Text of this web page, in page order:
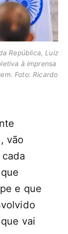
República, Luiz
à imprensa
Foto: Ricardo
vão
e que
vai